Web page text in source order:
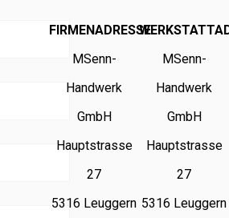
FIRMENADRESSE
MSenn-
Handwerk
GmbH
Hauptstrasse
27
5316 Leuggern
MSenn-
Handwerk
GmbH
Hauptstrasse
27
5316 Leuggern